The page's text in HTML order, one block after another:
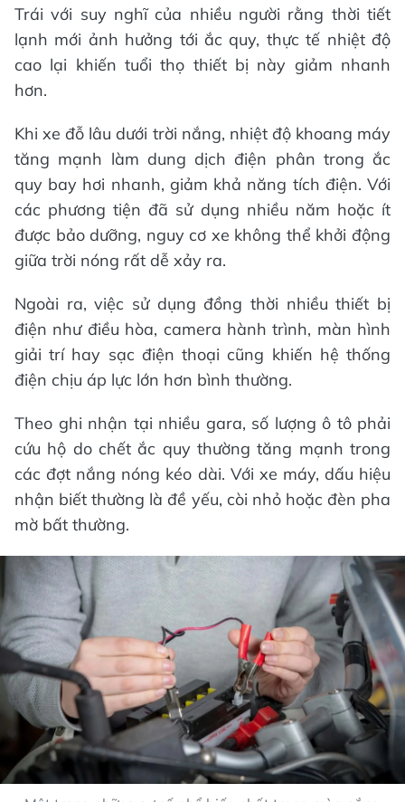
Trái với suy nghĩ của nhiều người rằng thời tiết
lạnh mới ảnh hưởng tới ắc quy, thực tế nhiệt độ
cao lại khiến tuổi thọ thiết bị này giảm nhanh
hơn.
Khi xe đỗ lâu dưới trời nắng, nhiệt độ khoang máy
tăng mạnh làm dung dịch điện phân trong ắc
quy bay hơi nhanh, giảm khả năng tích điện. Với
các phương tiện đã sử dụng nhiều năm hoặc ít
được bảo dưỡng, nguy cơ xe không thể khởi động
giữa trời nóng rất dễ xảy ra.
Ngoài ra, việc sử dụng đồng thời nhiều thiết bị
điện như điều hòa, camera hành trình, màn hình
giải trí hay sạc điện thoại cũng khiến hệ thống
điện chịu áp lực lớn hơn bình thường.
Theo ghi nhận tại nhiều gara, số lượng ô tô phải
cứu hộ do chết ắc quy thường tăng mạnh trong
các đợt nắng nóng kéo dài. Với xe máy, dấu hiệu
nhận biết thường là đề yếu, còi nhỏ hoặc đèn pha
mờ bất thường.